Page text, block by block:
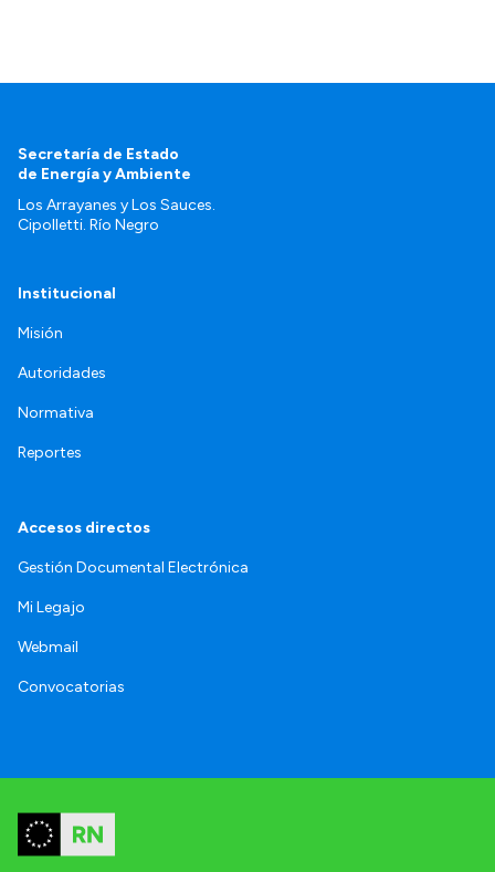
Secretaría de Estado
de Energía y Ambiente
Los Arrayanes y Los Sauces.
Cipolletti. Río Negro
Institucional
Misión
Autoridades
Normativa
Reportes
Accesos directos
Gestión Documental Electrónica
Mi Legajo
Webmail
Convocatorias